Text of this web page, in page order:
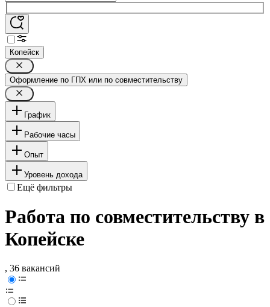
Копейск
Оформление по ГПХ или по совместительству
График
Рабочие часы
Опыт
Уровень дохода
Ещё фильтры
Работа по совместительству в
Копейске
, 36 вакансий